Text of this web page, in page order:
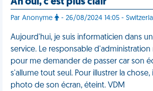
Ah oui, c'est plus clair
Par Anonyme - 26/08/2024 14:05 -
Aujourd'hui, je suis informaticien dans
service. Le responsable d'administration
pour me demander de passer car son
s'allume tout seul. Pour illustrer la
photo de son écran, éteint. VDM